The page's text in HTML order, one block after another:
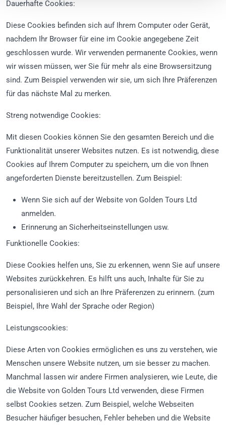
Dauerhafte Cookies:
Diese Cookies befinden sich auf Ihrem Computer oder Gerät,
nachdem Ihr Browser für eine im Cookie angegebene Zeit
geschlossen wurde. Wir verwenden permanente Cookies, wenn
wir wissen müssen, wer Sie für mehr als eine Browsersitzung
sind. Zum Beispiel verwenden wir sie, um sich Ihre Präferenzen
für das nächste Mal zu merken.
Streng notwendige Cookies:
Mit diesen Cookies können Sie den gesamten Bereich und die
Funktionalität unserer Websites nutzen. Es ist notwendig, diese
Cookies auf Ihrem Computer zu speichern, um die von Ihnen
angeforderten Dienste bereitzustellen. Zum Beispiel:
Wenn Sie sich auf der Website von Golden Tours Ltd
anmelden.
Erinnerung an Sicherheitseinstellungen usw.
Funktionelle Cookies:
Diese Cookies helfen uns, Sie zu erkennen, wenn Sie auf unsere
Websites zurückkehren. Es hilft uns auch, Inhalte für Sie zu
personalisieren und sich an Ihre Präferenzen zu erinnern. (zum
Beispiel, Ihre Wahl der Sprache oder Region)
Leistungscookies:
Diese Arten von Cookies ermöglichen es uns zu verstehen, wie
Menschen unsere Website nutzen, um sie besser zu machen.
Manchmal lassen wir andere Firmen analysieren, wie Leute, die
die Website von Golden Tours Ltd verwenden, diese Firmen
selbst Cookies setzen. Zum Beispiel, welche Webseiten
Besucher häufiger besuchen, Fehler beheben und die Website